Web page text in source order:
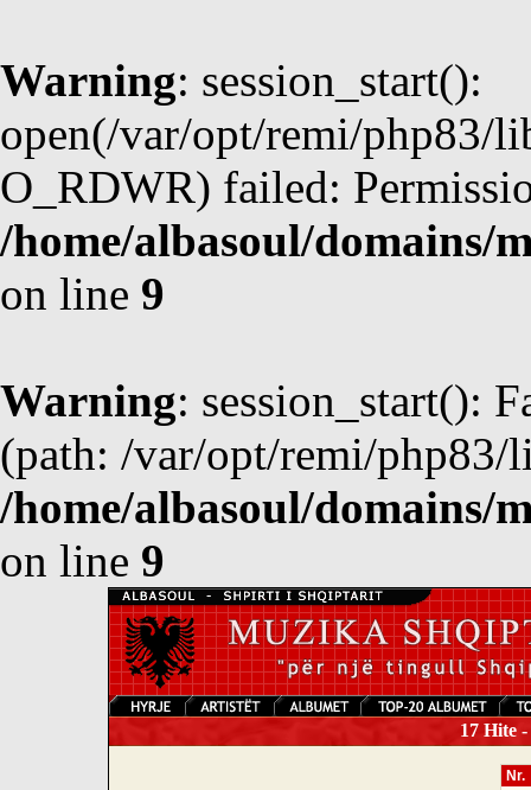
Warning: session_start():
open(/var/opt/remi/php83/
O_RDWR) failed:
/home/albasoul/domains/
on line 9
Warning: session_start():
(path: /var/opt/remi/php83/
/home/albasoul/domains/
on line 9
17 Hite
Nr.